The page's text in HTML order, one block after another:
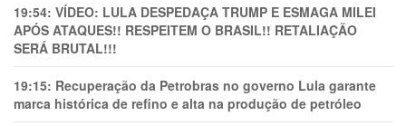
19:54: VÍDEO: LULA DESPEDAÇA TRUMP E ESMAGA MILEI
APÓS ATAQUES!! RESPEITEM O BRASIL!! RETALIAÇÃO
SERÁ BRUTAL!!!
19:15: Recuperação da Petrobras no governo Lula garante
marca histórica de refino e alta na produção de petróleo